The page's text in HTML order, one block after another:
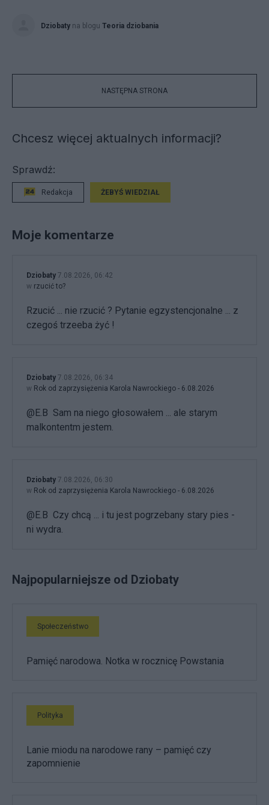
Dziobaty na blogu Teoria dziobania
NASTĘPNA STRONA
Chcesz więcej aktualnych informacji?
Sprawdź:
Redakcja ŻEBYŚ WIEDZIAŁ
Moje komentarze
Dziobaty 7.08.2026, 06:42
w rzucić to?
Rzucić ... nie rzucić ? Pytanie egzystencjonalne ... z
czegoś trzeeba żyć !
Dziobaty 7.08.2026, 06:34
w Rok od zaprzysiężenia Karola Nawrockiego - 6.08.2026
@E.B Sam na niego głosowałem ... ale starym
malkontentm jestem.
Dziobaty 7.08.2026, 06:30
w Rok od zaprzysiężenia Karola Nawrockiego - 6.08.2026
@E.B Czy chcą ... i tu jest pogrzebany stary pies -
ni wydra.
Najpopularniejsze od Dziobaty
Społeczeństwo
Pamięć narodowa. Notka w rocznicę Powstania
Polityka
Lanie miodu na narodowe rany – pamięć czy
zapomnienie